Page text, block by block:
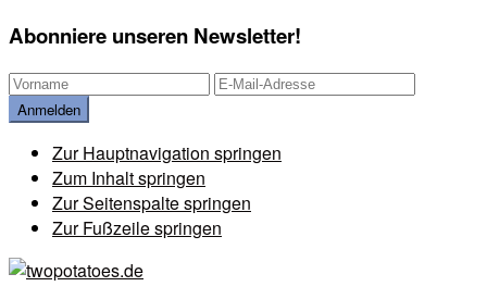
Abonniere unseren Newsletter!
Zur Hauptnavigation springen
Zum Inhalt springen
Zur Seitenspalte springen
Zur Fußzeile springen